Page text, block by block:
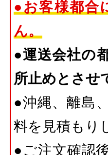
●お客様都合
ん。
●運送会社の
所止めとさせ
●沖縄、離島
料を見積もり
●ご注文確認